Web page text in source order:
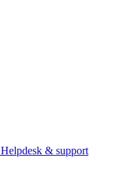
Helpdesk & support